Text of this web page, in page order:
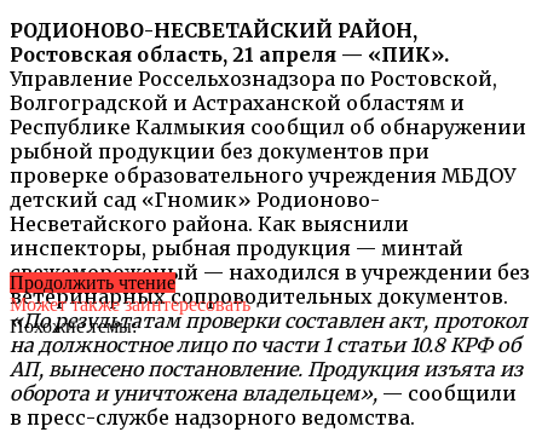
РОДИОНОВО-НЕСВЕТАЙСКИЙ РАЙОН,
Ростовская область, 21 апреля — «ПИК».
Управление Россельхознадзора по Ростовской,
Волгоградской и Астраханской областям и
Республике Калмыкия сообщил об обнаружении
рыбной продукции без документов при
проверке образовательного учреждения МБДОУ
детский сад «Гномик» Родионово-
Несветайского района. Как выяснили
инспекторы, рыбная продукция — минтай
свежемороженый — находился в учреждении без
ветеринарных сопроводительных документов.
«По результатам проверки составлен акт, протокол
на должностное лицо по части 1 статьи 10.8 КРФ об
АП, вынесено постановление. Продукция изъята из
оборота и уничтожена владельцем», — сообщили
в пресс-службе надзорного ведомства.
Продолжить чтение
Может также заинтересовать
Похожие темы: